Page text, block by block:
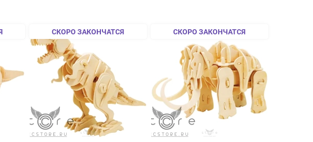
СКОРО ЗАКОНЧАТСЯ СКОРО ЗАКОНЧАТСЯ